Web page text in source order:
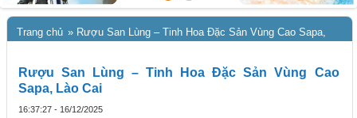
Trang chủ » Rượu San Lùng – Tinh Hoa Đặc Sản Vùng Cao Sapa,
Rượu San Lùng – Tinh Hoa Đặc Sản Vùng Cao
Sapa, Lào Cai
16:37:27 - 16/12/2025